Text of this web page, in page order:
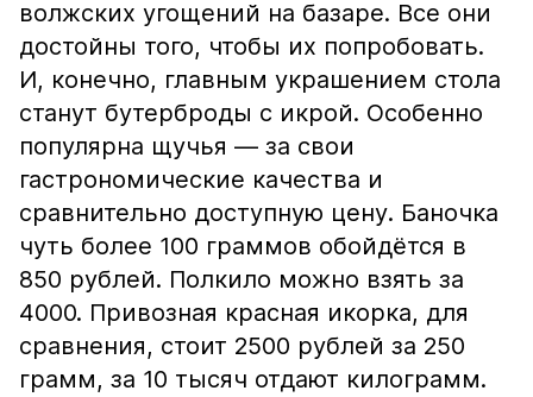
волжских угощений на базаре. Все они
достойны того, чтобы их попробовать.
И, конечно, главным украшением стола
станут бутерброды с икрой. Особенно
популярна щучья — за свои
гастрономические качества и
сравнительно доступную цену. Баночка
чуть более 100 граммов обойдётся в
850 рублей. Полкило можно взять за
4000. Привозная красная икорка, для
сравнения, стоит 2500 рублей за 250
грамм, за 10 тысяч отдают килограмм.